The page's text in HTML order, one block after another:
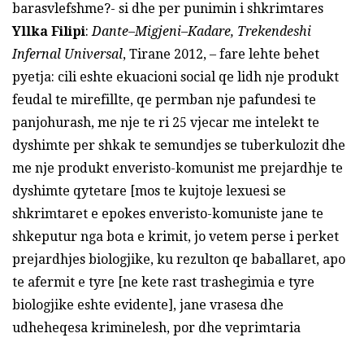
barasvlefshme?- si dhe per punimin i shkrimtares
Yllka Filipi:Dante–Migjeni–Kadare, Trekendeshi
Infernal Universal, Tirane 2012, – fare lehte behet
pyetja: cili eshte ekuacioni social qe lidh nje produkt
feudal te mirefillte, qe permban nje pafundesi te
panjohurash, me nje te ri 25 vjecar me intelekt te
dyshimte per shkak te semundjes se tuberkulozit dhe
me nje produkt enveristo-komunist me prejardhje te
dyshimte qytetare [mos te kujtoje lexuesi se
shkrimtaret e epokes enveristo-komuniste jane te
shkeputur nga bota e krimit, jo vetem perse i perket
prejardhjes biologjike, ku rezulton qe baballaret, apo
te afermit e tyre [ne kete rast trashegimia e tyre
biologjike eshte evidente], jane vrasesa dhe
udheheqesa kriminelesh, por dhe veprimtaria